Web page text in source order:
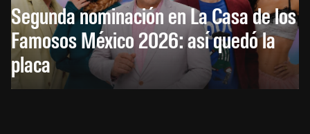
Segunda nominación en La Casa de los
Famosos México 2026: así quedó la
placa